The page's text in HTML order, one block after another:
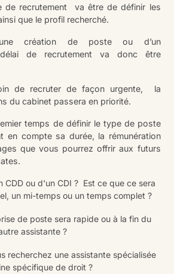
de recrutement va être de définir les
que le profil recherché.
création de poste ou d’un
délai de recrutement va donc être
de recruter de façon urgente, la
du cabinet passera en priorité.
temps de définir le type de poste
en compte sa durée, la rémunération
que vous pourrez offrir aux futurs
CDD ou d'un CDI ? Est ce que ce sera
un mi-temps ou un temps complet ?
de poste sera rapide ou à la fin du
assistante ?
recherchez une assistante spécialisée
spécifique de droit ?